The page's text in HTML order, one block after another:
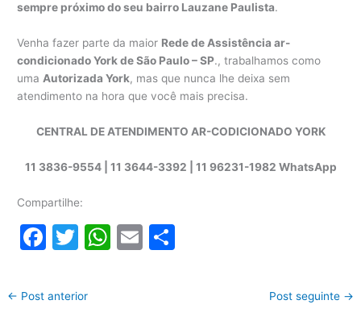
sempre próximo do seu bairro Lauzane Paulista.
Venha fazer parte da maior Rede de Assistência ar-
condicionado York de São Paulo – SP., trabalhamos como
umaAutorizada York, mas que nunca lhe deixa sem
atendimento na hora que você mais precisa.
CENTRAL DE ATENDIMENTO AR-CODICIONADO YORK
11 3836-9554 | 11 3644-3392 | 11 96231-1982 WhatsApp
Compartilhe:
F
c
T
itt
W E
← Post anterior Post seguinte →